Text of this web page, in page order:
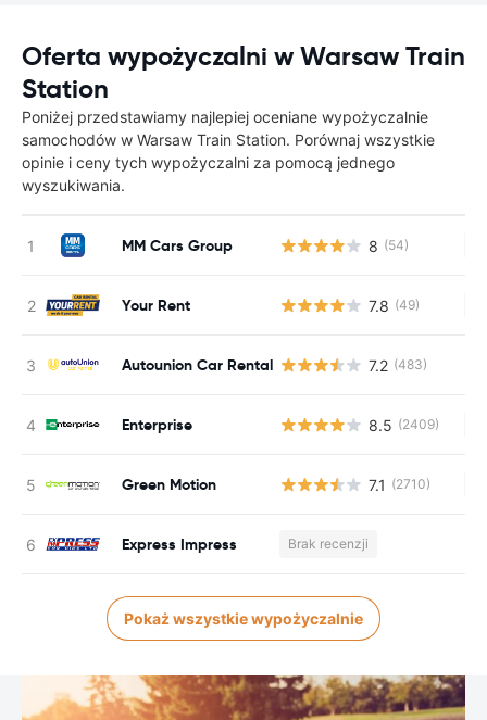
Oferta wypożyczalni w Warsaw Train
Station
Poniżej przedstawiamy najlepiej oceniane wypożyczalnie
samochodów w Warsaw Train Station. Porównaj wszystkie
opinie i ceny tych wypożyczalni za pomocą jednego
wyszukiwania.
MM Cars Group 8 (54)
Your Rent 7.8 (49)
Autounion Car Rental 7.2 (483)
Enterprise 8.5 (2409)
Green Motion 7.1 (2710)
Express Impress Brak recenzji
Pokaż wszystkie wypożyczalnie